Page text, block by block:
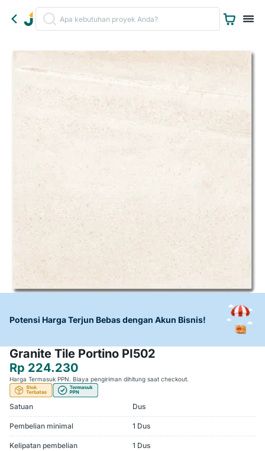
Potensi Harga Terjun Bebas dengan Akun Bisnis!
Granite Tile Portino PI502
Rp 224.230
Harga Termasuk PPN. Biaya pengiriman dihitung saat checkout.
Satuan Dus
Pembelian minimal 1 Dus
Kelipatan pembelian 1 Dus